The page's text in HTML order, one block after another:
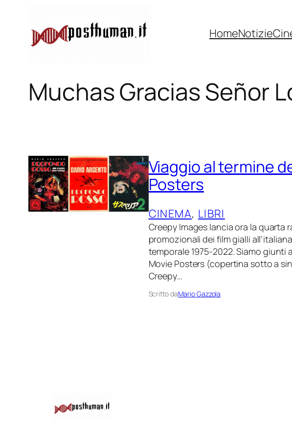
contenuto
HomeNotizie
Muchas Gracias Señor
Viaggio al termine
Posters
CINEMA, LIBRI
Creepy Images lancia ora la
promozionali dei film gialli
temporale 1975-2022. Siamo giunti
Movie Posters (copertina sotto a
Creepy…
Scritto daMario Gazzola